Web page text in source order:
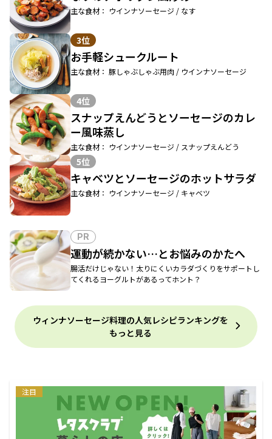
主な食材： ウインナソーセージ / なす
3位
お手軽シュークルート
主な食材： 豚しゃぶしゃぶ用肉 / ウインナソーセージ
4位
スナップえんどうとソーセージのカレ
ー風味蒸し
主な食材： ウインナソーセージ / スナップえんどう
5位
キャベツとソーセージのホットサラダ
主な食材： ウインナソーセージ / キャベツ
PR
運動が続かない…とお悩みのかたへ
腸活だけじゃない！太りにくいカラダづくりをサポートし
てくれるヨーグルトがあるってホント？
ウィンナソーセージ料理の人気レシピランキングを
もっと見る
注目